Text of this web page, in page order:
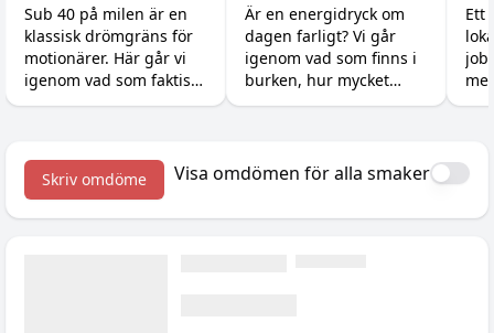
dig under
drömgränsen
Sub 40 på milen är en
klassisk drömgräns för
motionärer. Här går vi
igenom vad som faktiskt
krävs, hur du lägger
sista sekunderna.
varje dag?
Är en energidryck om
dagen farligt? Vi går
igenom vad som finns i
burken, hur mycket
koffein du tål, varför
med tänderna och hur
Ett
Skriv omdöme Visa omdömen för alla smaker